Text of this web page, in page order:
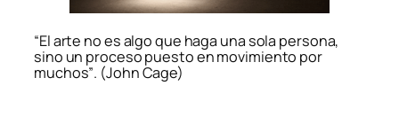
“El arte no es algo que haga una sola persona,
sino un proceso puesto en movimiento por
muchos”. (John Cage)